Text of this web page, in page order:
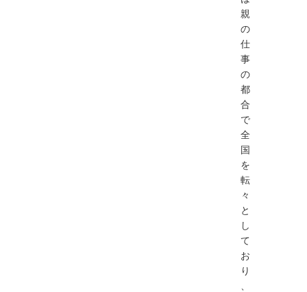
親
の
仕
事
の
都
合
で
全
国
を
転
々
と
し
て
お
り